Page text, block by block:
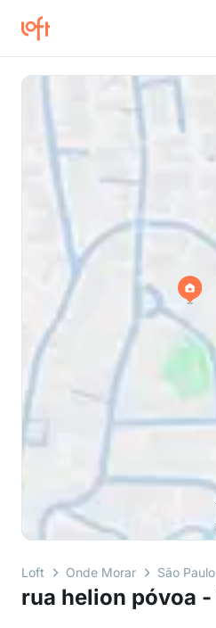
Loft Onde Morar São Paulo
rua helion póvoa